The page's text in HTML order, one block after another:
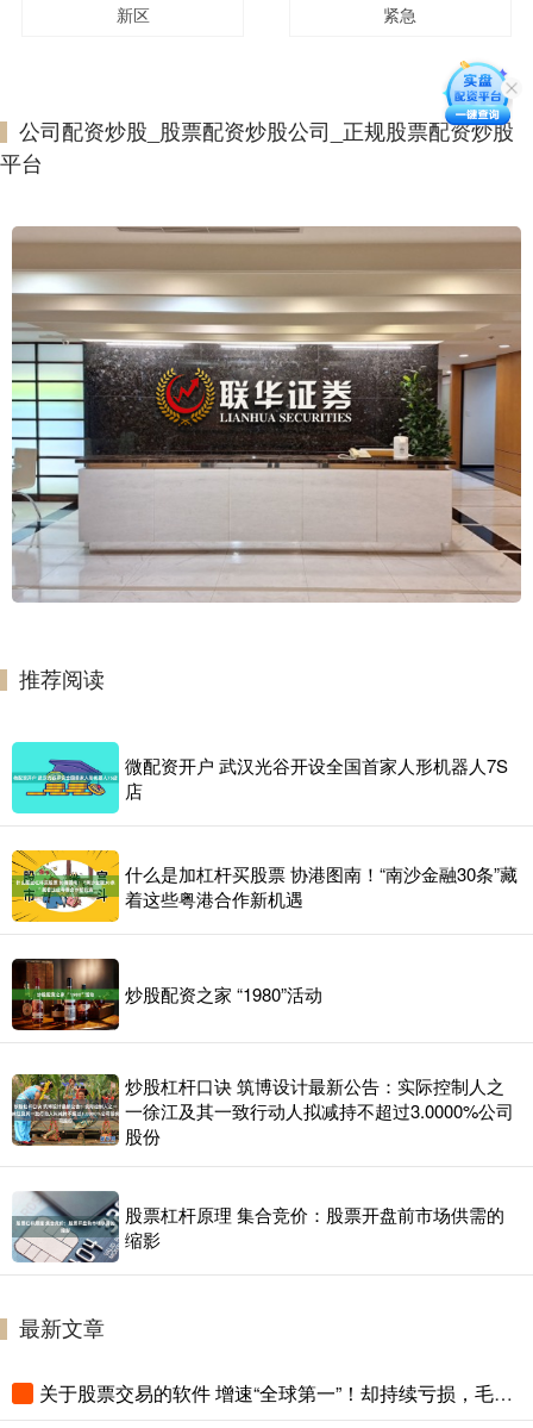
新区 紧急
公司配资炒股_股票配资炒股公司_正规股票配资炒股
平台
推荐阅读
微配资开户 武汉光谷开设全国首家人形机器人7S
店
什么是加杠杆买股票 协港图南！“南沙金融30条”藏
着这些粤港合作新机遇
炒股配资之家 “1980”活动
炒股杠杆口诀 筑博设计最新公告：实际控制人之
一徐江及其一致行动人拟减持不超过3.0000%公司
股份
股票杠杆原理 集合竞价：股票开盘前市场供需的
缩影
最新文章
关于股票交易的软件 增速“全球第一”！却持续亏损，毛利率低于同行，现要冲IPO